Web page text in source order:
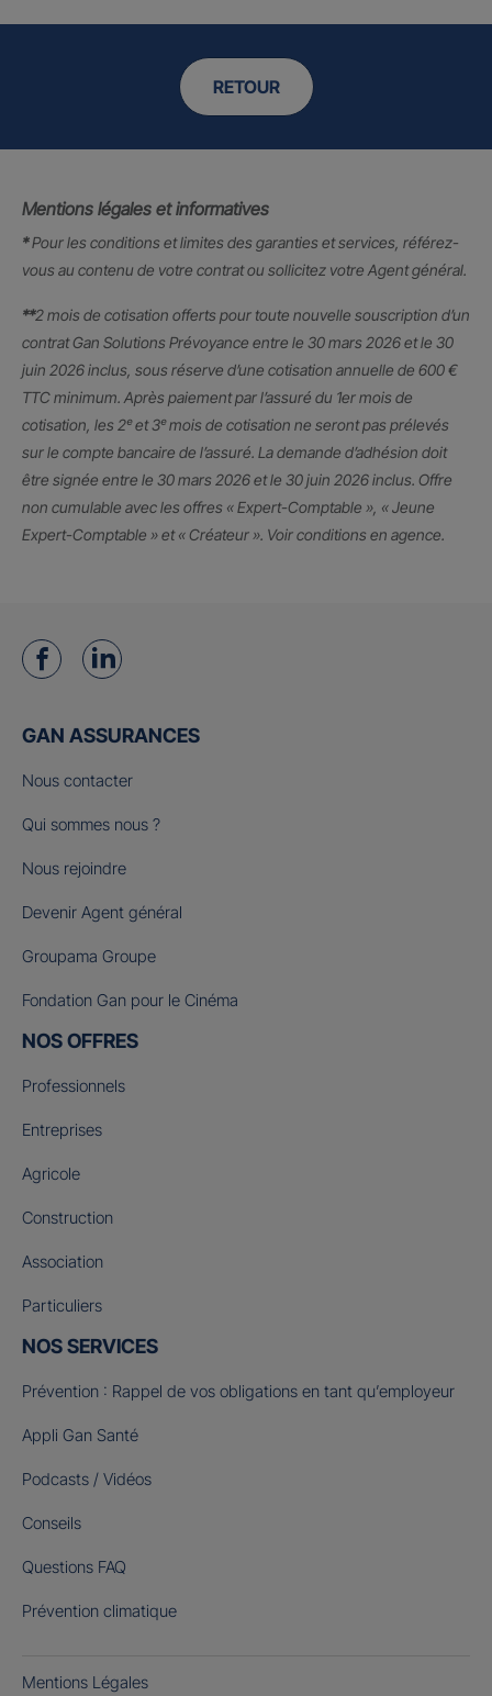
RETOUR
Mentions légales et informatives
*Pour les conditions et limites des garanties et services, référez-
vous au contenu de votre contrat ou sollicitez votre Agent général.
**2 mois de cotisation offerts pour toute nouvelle souscription d’un
contrat Gan Solutions Prévoyance entre le 30 mars 2026 et le 30
juin 2026 inclus, sous réserve d’une cotisation annuelle de 600 €
TTC minimum. Après paiement par l’assuré du 1er mois de
cotisation, les 2ᵉ et 3ᵉ mois de cotisation ne seront pas prélevés
sur le compte bancaire de l’assuré. La demande d’adhésion doit
être signée entre le 30 mars 2026 et le 30 juin 2026 inclus. Offre
non cumulable avec les offres « Expert-Comptable », « Jeune
Expert-Comptable » et « Créateur ». Voir conditions en agence.
GAN ASSURANCES
Nous contacter
Qui sommes nous ?
Nous rejoindre
Devenir Agent général
Groupama Groupe
Fondation Gan pour le Cinéma
NOS OFFRES
Professionnels
Entreprises
Agricole
Construction
Association
Particuliers
NOS SERVICES
Prévention : Rappel de vos obligations en tant qu’employeur
Appli Gan Santé
Podcasts / Vidéos
Conseils
Questions FAQ
Prévention climatique
Mentions Légales